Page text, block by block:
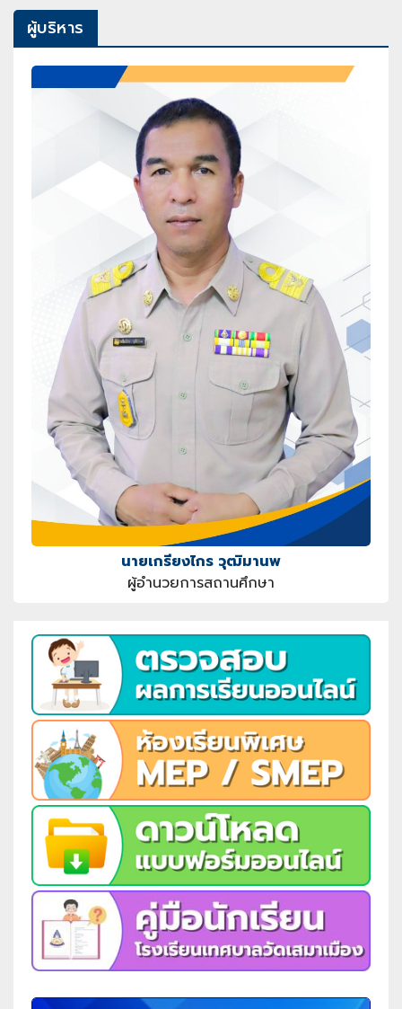
ผู้บริหาร
นายเกรียงไกร วุฒิมานพ
ผู้อำนวยการสถานศึกษา